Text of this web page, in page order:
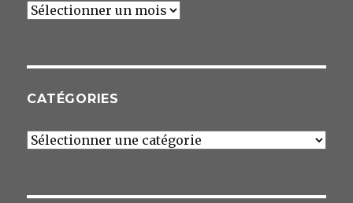
Archives
CATÉGORIES
Catégories